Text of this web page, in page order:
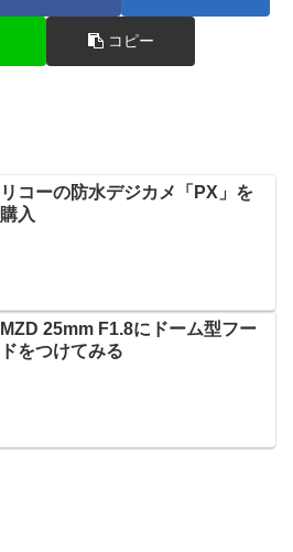
コピー
リコーの防水デジカメ「PX」を
購入
MZD 25mm F1.8にドーム型フー
ドをつけてみる